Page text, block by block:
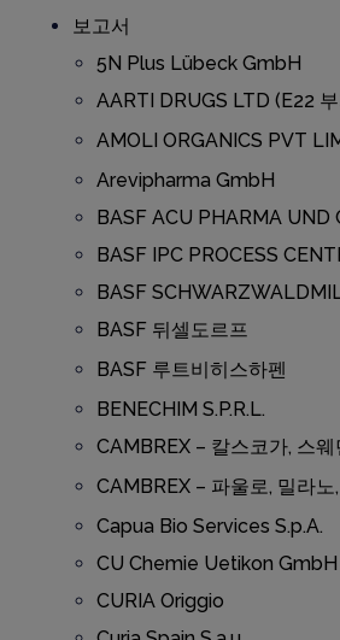
보고서
5N Plus Lübeck GmbH
AARTI DRUGS LTD (E22
AMOLI ORGANICS PVT
Arevipharma GmbH
BASF ACU PHARMA UND
BASF IPC PROCESS
BASF
BASF 뒤셀도르프
BASF 루트비히스하펜
BENECHIM S.P.R.L.
CAMBREX – 칼스코가, 스웨
CAMBREX – 파울로, 밀라
Capua Bio Services S.p.A.
CU Chemie Uetikon GmbH
CURIA Origgio